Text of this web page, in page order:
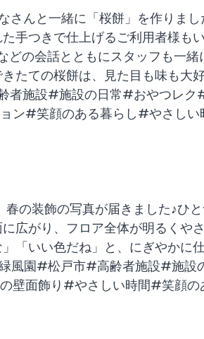
さんと一緒に「桜餅」を作りま
手つきで仕上げるご利用者様も
どの会話とともにスタッフも一
たての桜餅は、見た目も味も大
施設#施設の日常#おやつレ
ン#笑顔のある暮らし#やさしい
の装飾の写真が届きました♪ひ
広がり、フロア全体が明るくや
「いい色だね」と、にぎやかに
風園#松戸市#高齢者施設#施設
壁面飾り#やさしい時間#笑顔